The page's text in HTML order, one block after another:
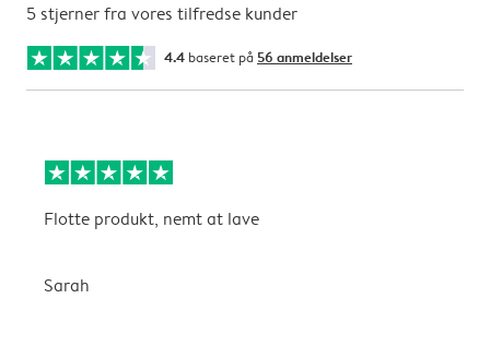
5 stjerner fra vores tilfredse kunder
4.4 baseret på 56 anmeldelser
Flotte produkt, nemt at lave
Sarah